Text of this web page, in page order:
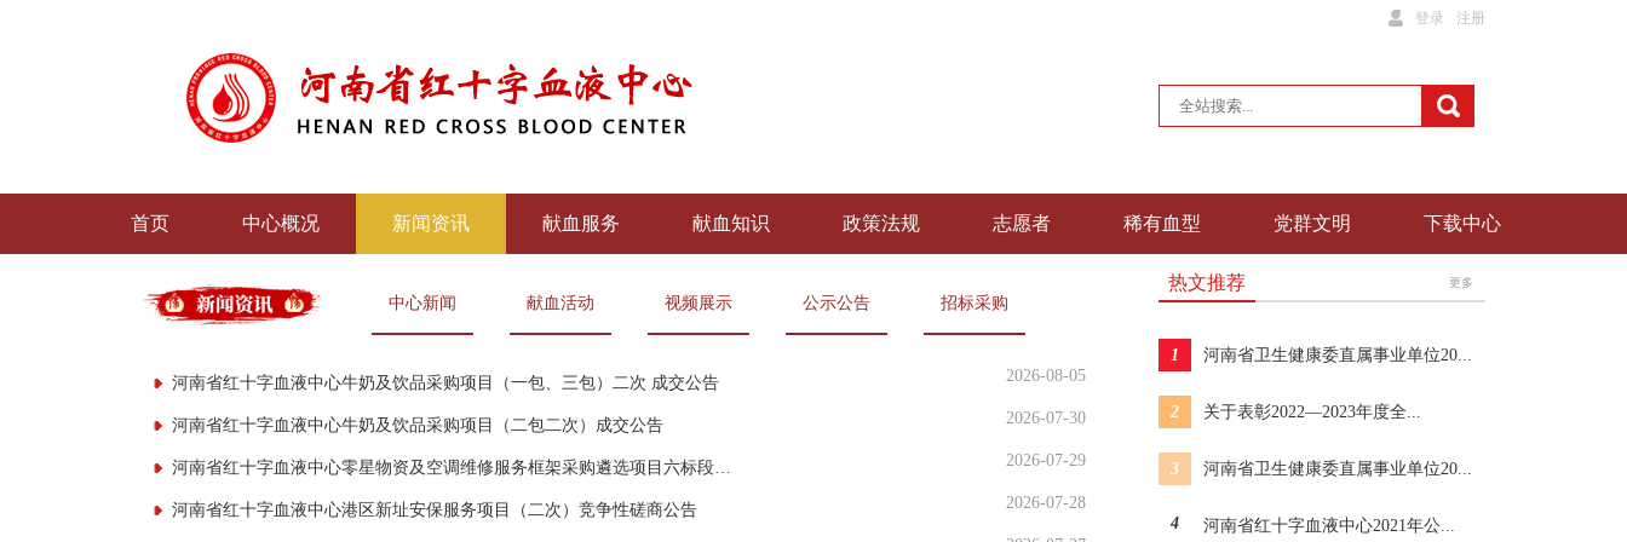
登录 注册
首页 中心概况 新闻资讯 献血服务 献血知识 政策法规 志愿者 稀有血型 党群文明 下载中心
中心新闻 献血活动 视频展示 公示公告 招标采购
河南省红十字血液中心牛奶及饮品采购项目（一包、三包）二次 成交公告 2026-08-05
河南省红十字血液中心牛奶及饮品采购项目（二包二次）成交公告 2026-07-30
河南省红十字血液中心零星物资及空调维修服务框架采购遴选项目六标段（二次）采购公告 2026-07-29
河南省红十字血液中心港区新址安保服务项目（二次）竞争性磋商公告 2026-07-28
热文推荐 更多
1 河南省卫生健康委直属事业单位20...
2 关于表彰2022—2023年度全...
3 河南省卫生健康委直属事业单位20...
4 河南省红十字血液中心2021年公...